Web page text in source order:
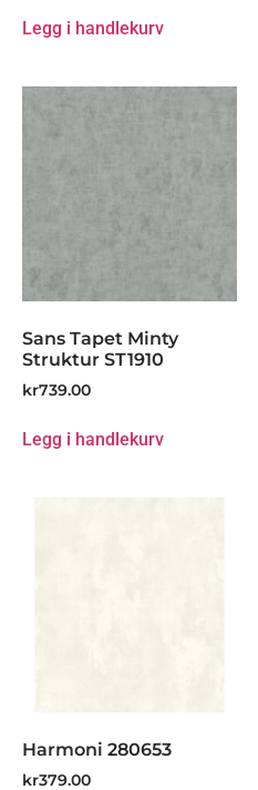
Legg i handlekurv
Sans Tapet Minty
Struktur ST1910
kr739.00
Legg i handlekurv
Harmoni 280653
kr379.00